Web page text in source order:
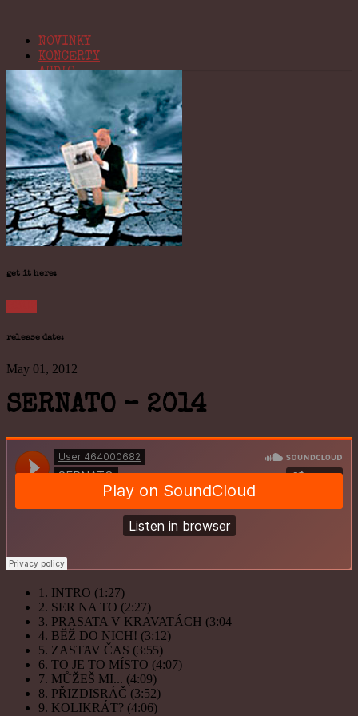
NOVINKY
KONCERTY
AUDIO
VIDEO
BIO
KONTAKT
Navigation
get it here:
release date:
May 01, 2012
SERNATO – 2014
1. INTRO (1:27)
2. SER NA TO (2:27)
3. PRASATA V KRAVATÁCH (3:04
4. BĚŽ DO NICH! (3:12)
5. ZASTAV ČAS (3:55)
6. TO JE TO MÍSTO (4:07)
7. MŮŽEŠ MI... (4:09)
8. PŘIZDISRÁČ (3:52)
9. KOLIKRÁT? (4:06)